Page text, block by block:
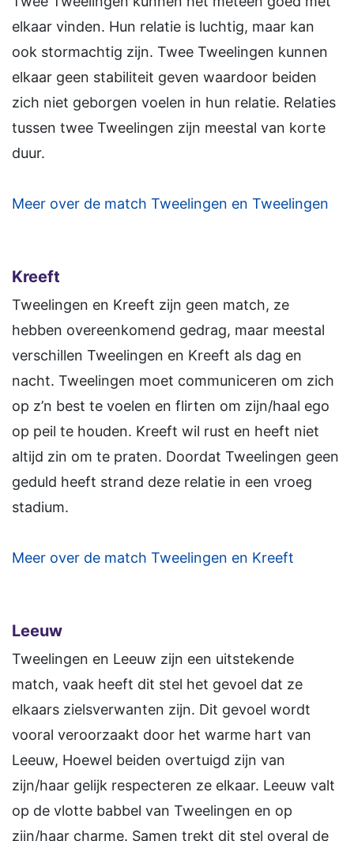
elkaar vinden. Hun relatie is luchtig, maar kan
ook stormachtig zijn. Twee Tweelingen kunnen
elkaar geen stabiliteit geven waardoor beiden
zich niet geborgen voelen in hun relatie. Relaties
tussen twee Tweelingen zijn meestal van korte
duur.
Meer over de match Tweelingen en Tweelingen
Kreeft
Tweelingen en Kreeft zijn geen match, ze
hebben overeenkomend gedrag, maar meestal
verschillen Tweelingen en Kreeft als dag en
nacht. Tweelingen moet communiceren om zich
op z’n best te voelen en flirten om zijn/haal ego
op peil te houden. Kreeft wil rust en heeft niet
altijd zin om te praten. Doordat Tweelingen geen
geduld heeft strand deze relatie in een vroeg
stadium.
Meer over de match Tweelingen en Kreeft
Leeuw
Tweelingen en Leeuw zijn een uitstekende
match, vaak heeft dit stel het gevoel dat ze
elkaars zielsverwanten zijn. Dit gevoel wordt
vooral veroorzaakt door het warme hart van
Leeuw, Hoewel beiden overtuigd zijn van
zijn/haar gelijk respecteren ze elkaar. Leeuw valt
op de vlotte babbel van Tweelingen en op
zijn/haar charme. Samen trekt dit stel overal de